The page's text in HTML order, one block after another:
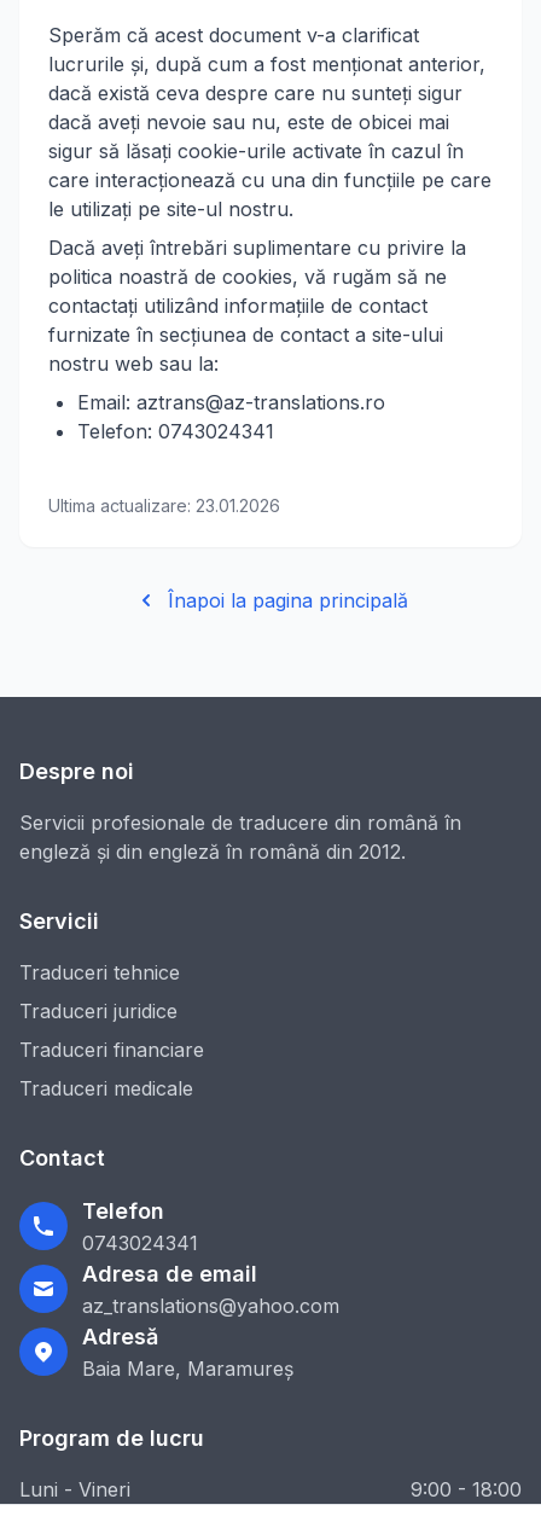
Sperăm că acest document v-a clarificat
lucrurile și, după cum a fost menționat anterior,
dacă există ceva despre care nu sunteți sigur
dacă aveți nevoie sau nu, este de obicei mai
sigur să lăsați cookie-urile activate în cazul în
care interacționează cu una din funcțiile pe care
le utilizați pe site-ul nostru.
Dacă aveți întrebări suplimentare cu privire la
politica noastră de cookies, vă rugăm să ne
contactați utilizând informațiile de contact
furnizate în secțiunea de contact a site-ului
nostru web sau la:
Email: aztrans@az-translations.ro
Telefon: 0743024341
Ultima actualizare: 23.01.2026
Înapoi la pagina principală
Despre noi
Servicii profesionale de traducere din română în
engleză și din engleză în română din 2012.
Servicii
Traduceri tehnice
Traduceri juridice
Traduceri financiare
Traduceri medicale
Contact
Telefon
0743024341
Adresa de email
az_translations@yahoo.com
Adresă
Baia Mare, Maramureș
Program de lucru
Luni - Vineri
9:00 - 18:00